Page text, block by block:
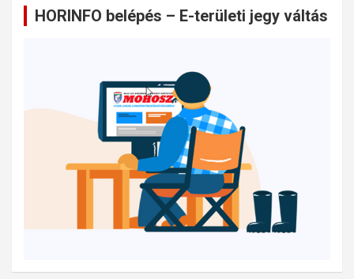
HORINFO belépés – E-területi jegy váltás